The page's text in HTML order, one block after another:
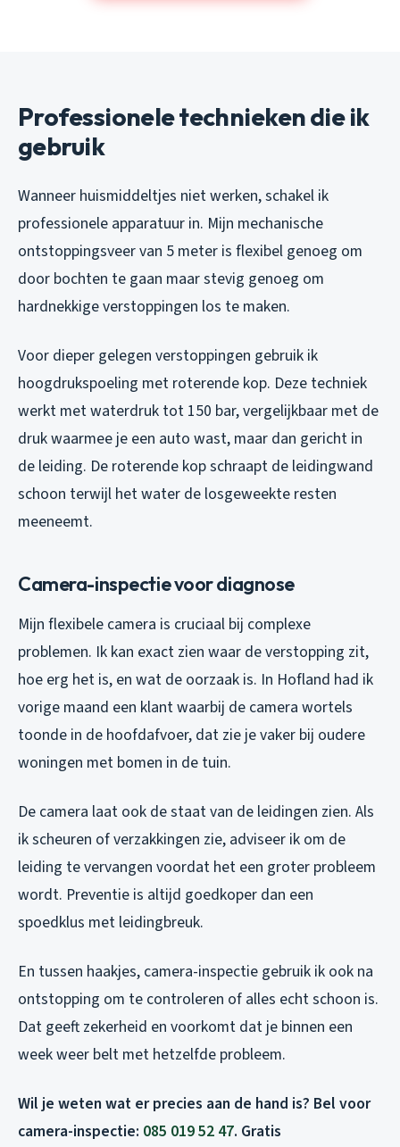
Professionele technieken die ik
gebruik
Wanneer huismiddeltjes niet werken, schakel ik
professionele apparatuur in. Mijn mechanische
ontstoppingsveer van 5 meter is flexibel genoeg om
door bochten te gaan maar stevig genoeg om
hardnekkige verstoppingen los te maken.
Voor dieper gelegen verstoppingen gebruik ik
hoogdrukspoeling met roterende kop. Deze techniek
werkt met waterdruk tot 150 bar, vergelijkbaar met de
druk waarmee je een auto wast, maar dan gericht in
de leiding. De roterende kop schraapt de leidingwand
schoon terwijl het water de losgeweekte resten
meeneemt.
Camera-inspectie voor diagnose
Mijn flexibele camera is cruciaal bij complexe
problemen. Ik kan exact zien waar de verstopping zit,
hoe erg het is, en wat de oorzaak is. In Hofland had ik
vorige maand een klant waarbij de camera wortels
toonde in de hoofdafvoer, dat zie je vaker bij oudere
woningen met bomen in de tuin.
De camera laat ook de staat van de leidingen zien. Als
ik scheuren of verzakkingen zie, adviseer ik om de
leiding te vervangen voordat het een groter probleem
wordt. Preventie is altijd goedkoper dan een
spoedklus met leidingbreuk.
En tussen haakjes, camera-inspectie gebruik ik ook na
ontstopping om te controleren of alles echt schoon is.
Dat geeft zekerheid en voorkomt dat je binnen een
week weer belt met hetzelfde probleem.
Wil je weten wat er precies aan de hand is? Bel voor
camera-inspectie: 085 019 52 47. Gratis